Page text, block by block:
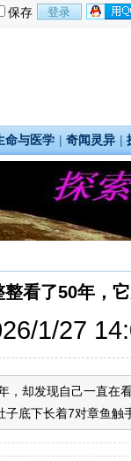
保存
命与医学 | 奇闻灵异 |
看了50年，
1/27
，却发现自己一直在
底下长着7对章鱼